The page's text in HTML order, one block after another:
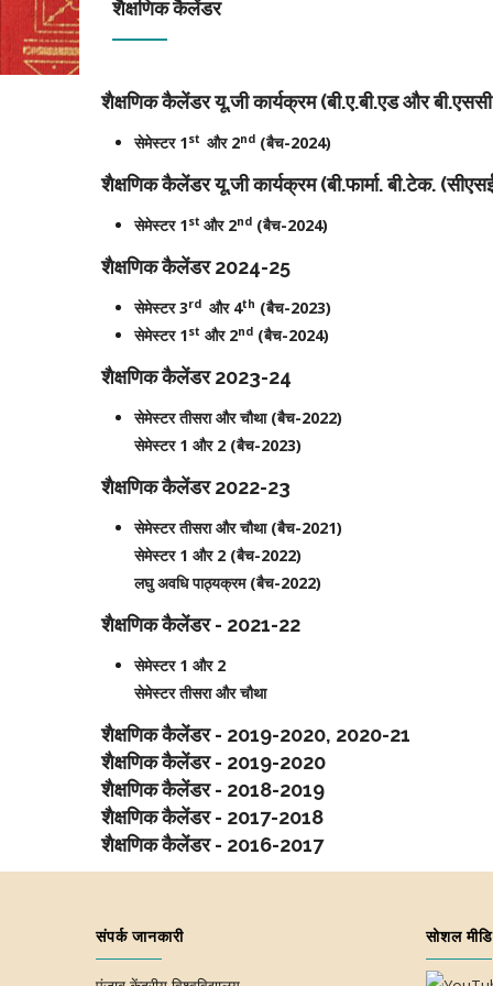
शैक्षणिक कैलेंडर
शैक्षणिक कैलेंडर यू.जी कार्यक्रम (बी.ए.बी.एड और
सेमेस्टर 1st और 2nd (बैच-2024)
शैक्षणिक कैलेंडर यू.जी कार्यक्रम (बी.फार्मा. बी.टेक.
सेमेस्टर 1st और 2nd (बैच-2024)
शैक्षणिक कैलेंडर 2024-25
सेमेस्टर 3rd और 4th (बैच-2023)
सेमेस्टर 1st और 2nd (बैच-2024)
शैक्षणिक कैलेंडर 2023-24
सेमेस्टर तीसरा और चौथा (बैच-2022)
सेमेस्टर 1 और 2 (बैच-2023)
शैक्षणिक कैलेंडर 2022-23
सेमेस्टर तीसरा और चौथा (बैच-2021)
सेमेस्टर 1 और 2 (बैच-2022)
लघु अवधि पाठ्यक्रम (बैच-2022)
शैक्षणिक कैलेंडर - 2021-22
सेमेस्टर 1 और 2
सेमेस्टर तीसरा और चौथा
शैक्षणिक कैलेंडर - 2019-2020, 2020-21
शैक्षणिक कैलेंडर - 2019-2020
शैक्षणिक कैलेंडर - 2018-2019
शैक्षणिक कैलेंडर - 2017-2018
शैक्षणिक कैलेंडर - 2016-2017
संपर्क जानकारी सोशल